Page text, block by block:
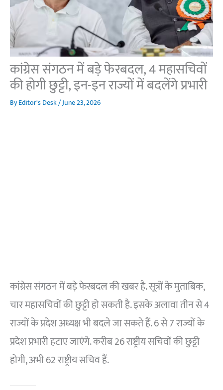
कांग्रेस संगठन में बड़े फेरबदल, 4 महासचिवों
की होगी छुट्टी, इन-इन राज्यों में बदलेंगे प्रभारी
ByEditor's Desk/June 23, 2026
कांग्रेस संगठन में बड़े फेरबदल की खबर है. सूत्रों के मुताबिक,
चार महासचिवों की छुट्टी हो सकती है. इसके अलावा तीन से 4
राज्यों के प्रदेश अध्यक्ष भी बदले जा सकते हैं. 6 से 7 राज्यों के
प्रदेश प्रभारी हटाए जाएंगे. करीब 26 राष्ट्रीय सचिवों की छुट्टी
होगी, अभी 62 राष्ट्रीय सचिव हैं.